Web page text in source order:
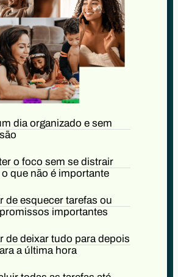
dia organizado e sem
o foco sem se distrair
que não é importante
de esquecer tarefas ou
importantes
de deixar tudo para depois
a última hora